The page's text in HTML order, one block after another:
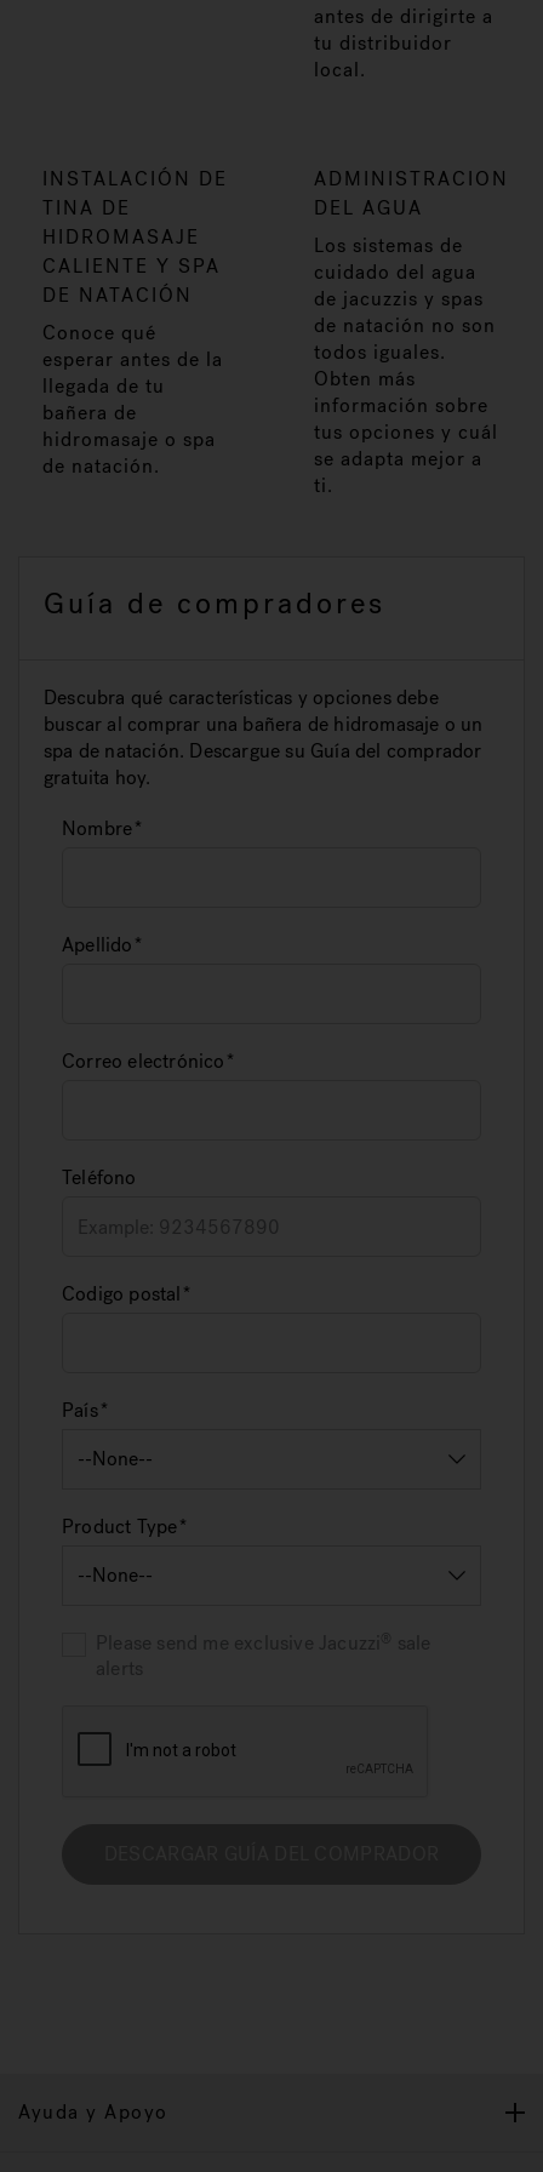
antes de dirigirte a
tu distribuidor
local.
INSTALACIÓN DE
TINA DE
HIDROMASAJE
CALIENTE Y SPA
DE NATACIÓN
Conoce qué
esperar antes de la
llegada de tu
bañera de
hidromasaje o spa
de natación.
ADMINISTRACION
DEL AGUA
Los sistemas de
cuidado del agua
de jacuzzis y spas
de natación no son
todos iguales.
Obten más
información sobre
tus opciones y cuál
se adapta mejor a
ti.
Guía de compradores
Descubra qué características y opciones debe
buscar al comprar una bañera de hidromasaje o un
spa de natación. Descargue su Guía del comprador
gratuita hoy.
Nombre
Apellido
Correo electrónico
Teléfono
Codigo postal
País
Product Type
Please send me exclusive Jacuzzi
sale
alerts
Ayuda y Apoyo